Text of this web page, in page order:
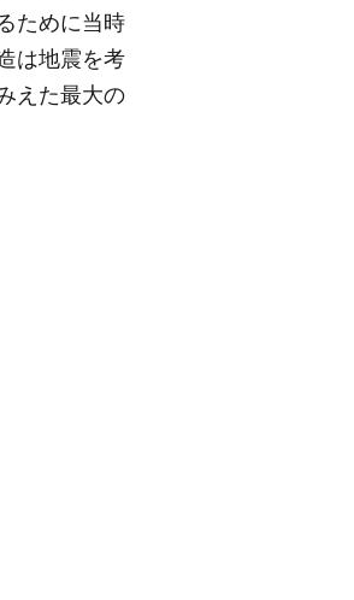
ために当時
は地震を考
えた最大の